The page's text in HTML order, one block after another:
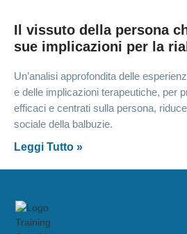
Il vissuto della persona
sue implicazioni per la
Un’analisi approfondita delle
e delle implicazioni terapeutiche, per
efficaci e centrati sulla persona,
sociale della balbuzie.
Leggi Tutto »